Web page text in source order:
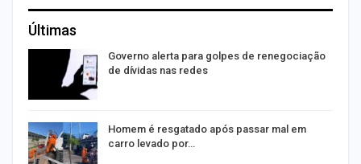
Últimas
Governo alerta para golpes de renegociação
de dívidas nas redes
Homem é resgatado após passar mal em
carro levado por…